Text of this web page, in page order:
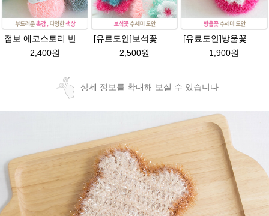
2,400원
2,500원
1,900원
상세 정보를 확대해 보실 수 있습니다